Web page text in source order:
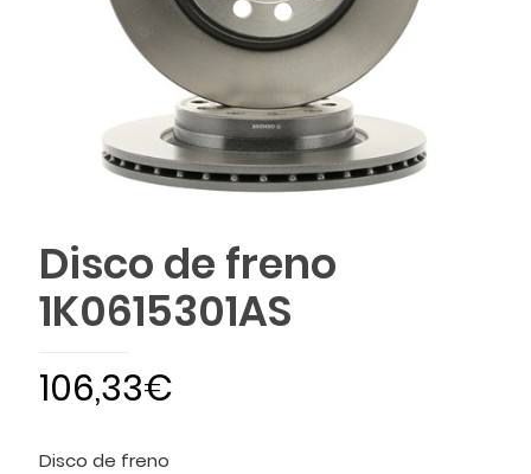
Disco de freno
1K0615301AS
106,33€
Disco de freno